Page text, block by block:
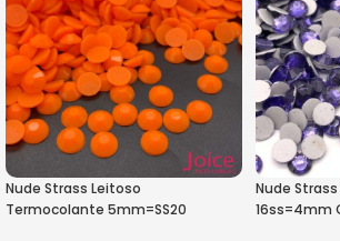
Nude Strass Leitoso
Termocolante 5mm=SS20
Nude
16ss=4mm